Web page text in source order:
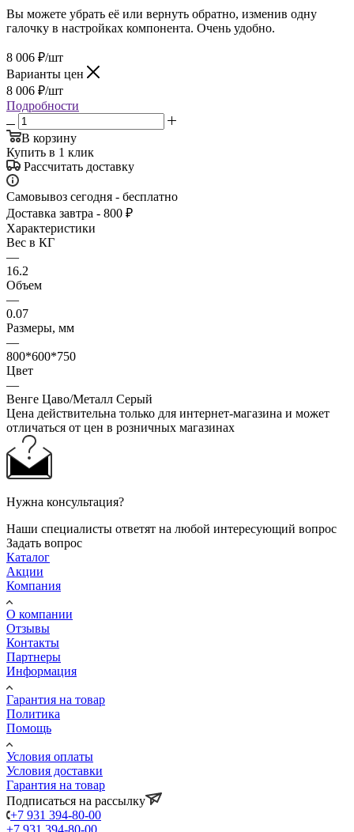
Вы можете убрать её или вернуть обратно, изменив одну
галочку в настройках компонента. Очень удобно.
8 006 ₽/шт
Варианты цен
8 006 ₽/шт
Подробности
В корзину
Купить в 1 клик
Рассчитать доставку
Самовывоз сегодня - бесплатно
Доставка завтра - 800 ₽
Характеристики
Вес в КГ
—
16.2
Объем
—
0.07
Размеры, мм
—
800*600*750
Цвет
—
Венге Цаво/Металл Серый
Цена действительна только для интернет-магазина и может
отличаться от цен в розничных магазинах
Нужна консультация?
Наши специалисты ответят на любой интересующий вопрос
Задать вопрос
Каталог
Акции
Компания
О компании
Отзывы
Контакты
Партнеры
Информация
Гарантия на товар
Политика
Помощь
Условия оплаты
Условия доставки
Гарантия на товар
Подписаться на рассылку
+7 931 394-80-00
+7 931 394-80-00